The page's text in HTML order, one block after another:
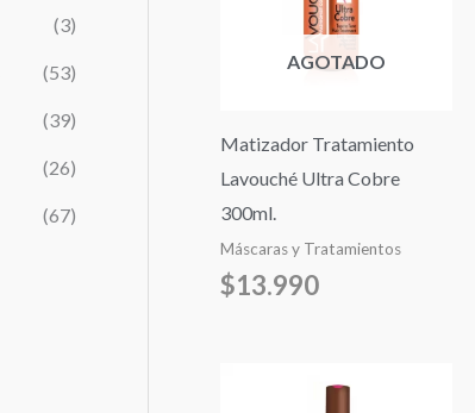
(3)
(53)
(39)
(26)
(67)
AGOTADO
Matizador Tratamiento
Lavouché Ultra Cobre
300ml.
Máscaras y Tratamientos
$13.990